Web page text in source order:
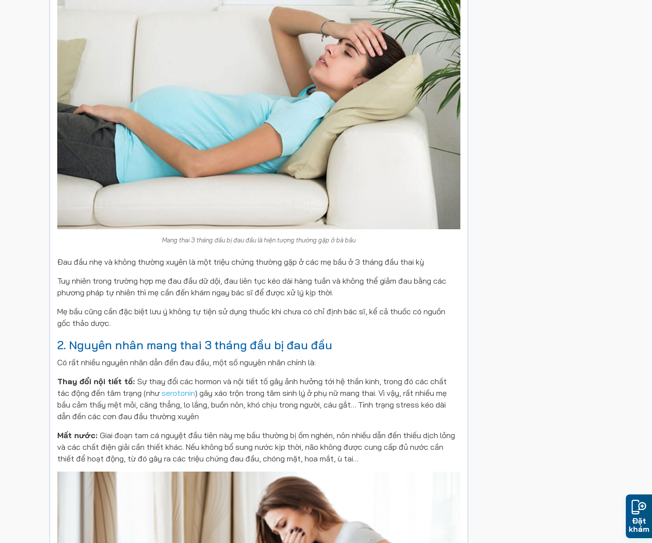
Mang thai 3 tháng đầu bị đau đầu là hiện tượng thường gặp ở bà bầu
Đau đầu nhẹ và không thường xuyên là một triệu chứng thường gặp ở các mẹ bầu ở 3 tháng đầu thai kỳ
Tuy nhiên trong trường hợp mẹ đau đầu dữ dội, đau liên tục kéo dài hàng tuần và không thể giảm đau bằng các
phương pháp tự nhiên thì mẹ cần đến khám ngay bác sĩ để được xử lý kịp thời.
Mẹ bầu cũng cần đặc biệt lưu ý không tự tiện sử dụng thuốc khi chưa có chỉ định bác sĩ, kể cả thuốc có nguồn
gốc thảo dược.
2. Nguyên nhân mang thai 3 tháng đầu bị đau đầu
Có rất nhiều nguyên nhân dẫn đến đau đầu, một số nguyên nhân chính là:
Thay đổi nội tiết tố: Sự thay đổi các hormon và nội tiết tố gây ảnh hưởng tới hệ thần kinh, trong đó các chất
tác động đến tâm trạng (như serotonin) gây xáo trộn trong tâm sinh lý ở phụ nữ mang thai. Vì vậy, rất nhiều mẹ
bầu cảm thấy mệt mỏi, căng thẳng, lo lắng, buồn nôn, khó chịu trong người, cáu gắt… Tình trạng stress kéo dài
dẫn đến các cơn đau đầu thường xuyên
Mất nước: Giai đoạn tam cá nguyệt đầu tiên này mẹ bầu thường bị ốm nghén, nôn nhiều dẫn đến thiếu dịch lỏng
và các chất điện giải cần thiết khác. Nếu không bổ sung nước kịp thời, não không được cung cấp đủ nước cần
thiết để hoạt động, từ đó gây ra các triệu chứng đau đầu, chóng mặt, hoa mắt, ù tai…
Đặt
khám